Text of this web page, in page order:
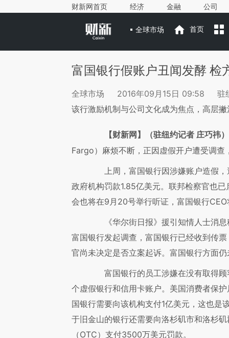
财新网首页 经济 金融 公司
全球市场 首页
富国银行假账户丑闻发酵 检
全球市场 2016年09月15日 09:58
驻
该行激励机制与公司文化成为焦点，高层
【财新网】（驻纽约记者 庄巧祎）
Fargo）麻烦不断，正因虚假开户遭受调查
上周，富国银行因涉嫌账户造假，
政府机构罚款1.85亿美元。联邦检察官也
会也将在9月20号举行听证，富国银行
《华尔街日报》援引知情人士消息
富国银行发起调查，富国银行已经收到传
官尚未决定是否立案起诉。富国银行方面
富国银行的员工涉嫌在没有取得顾
个虚假银行和信用卡账户。美国消费者保
国银行需要向该机构支付1亿美元，这也是
于旧金山的银行还需要向洛杉矶市和洛杉
（OTC）支付3500万美元罚款。